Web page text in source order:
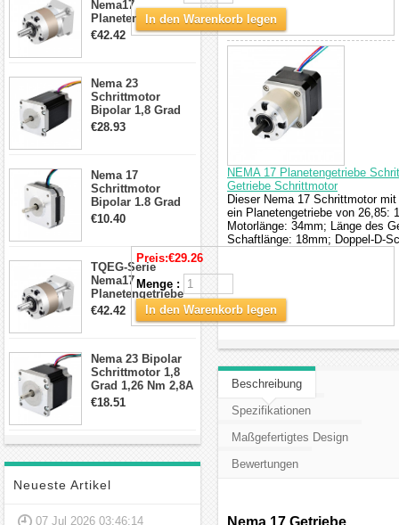
Nema17
Planetengetriebe
5:1 Spiel 15Arc-
€42.42
Nema 23
Schrittmotor
Bipolar 1,8 Grad
2,83Nm 4 A 2,26V
€28.93
Nema 17
Schrittmotor
Bipolar 1.8 Grad
8.7Ncm 1A 3.5V 4
€10.40
TQEG-Serie
Nema17
Planetengetriebe
10:1 Spiel 15Arc-
min für Nema 17
€42.42
Nema 23 Bipolar
Schrittmotor 1,8
Grad 1,26 Nm 2,8A
2,5V 4 Drähte
€18.51
Neueste Artikel
07 Jul 2026 03:46:14
In den Warenkorb legen
NEMA 17 Planetengetriebe
Getriebe Schrittmotor
Dieser Nema 17 Schrittmotor
ein Planetengetriebe von 26,85:
Motorlänge: 34mm; Länge des
Schaftlänge: 18mm; Doppel-D-
Preis:€29.26
Menge :
In den Warenkorb legen
Beschreibung
Spezifikationen
Maßgefertigtes Design
Bewertungen
Nema 17 Getriebe